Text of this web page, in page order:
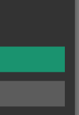
weitere